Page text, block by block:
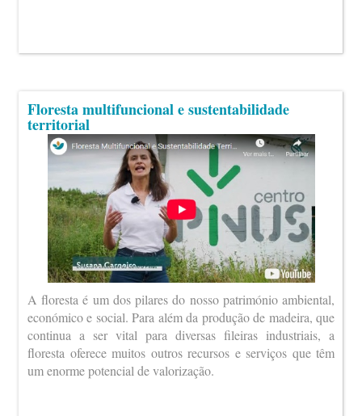
Floresta multifuncional e sustentabilidade
territorial
A floresta é um dos pilares do nosso património ambiental,
económico e social. Para além da produção de madeira, que
continua a ser vital para diversas fileiras industriais, a
floresta oferece muitos outros recursos e serviços que têm
um enorme potencial de valorização.